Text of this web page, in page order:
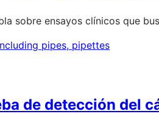
sobre ensayos clínicos que
de detección del